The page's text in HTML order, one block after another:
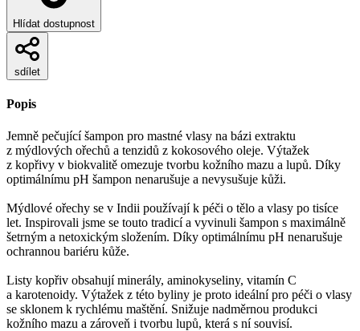
Hlídat dostupnost
sdílet
Popis
Jemně pečující šampon pro mastné vlasy na bázi extraktu
z mýdlových ořechů a tenzidů z kokosového oleje. Výtažek
z kopřivy v biokvalitě omezuje tvorbu kožního mazu a lupů. Díky
optimálnímu pH šampon nenarušuje a nevysušuje kůži.
Mýdlové ořechy se v Indii používají k péči o tělo a vlasy po tisíce
let. Inspirovali jsme se touto tradicí a vyvinuli šampon s maximálně
šetrným a netoxickým složením. Díky optimálnímu pH nenarušuje
ochrannou bariéru kůže.
Listy kopřiv obsahují minerály, aminokyseliny, vitamín C
a karotenoidy. Výtažek z této byliny je proto ideální pro péči o vlasy
se sklonem k rychlému maštění. Snižuje nadměrnou produkci
kožního mazu a zároveň i tvorbu lupů, která s ní souvisí.